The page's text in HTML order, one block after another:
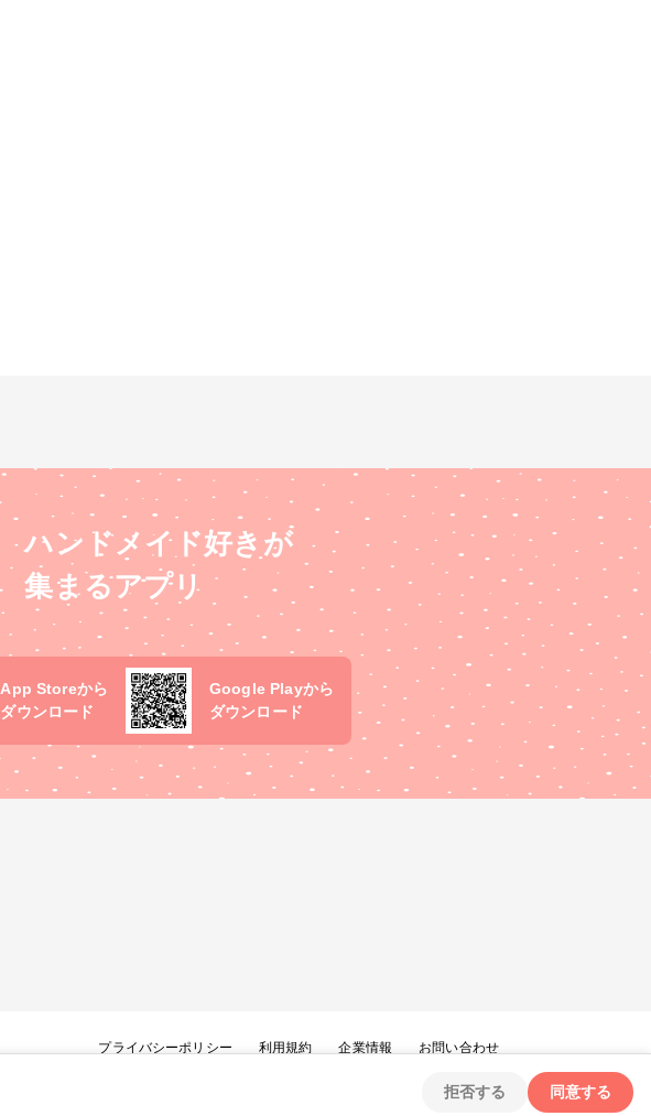
ハンドメイド好きが
集まるアプリ
App Storeから
ダウンロード
Google Playから
ダウンロード
プライバシーポリシー 利用規約 企業情報 お問い合わせ
tryangle Co., Ltd. All Rights Reserved.
拒否する 同意する